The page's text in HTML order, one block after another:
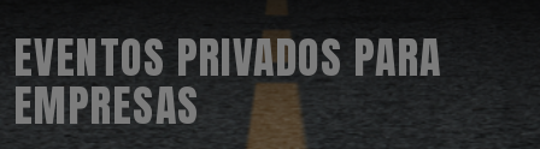
EVENTOS PRIVADOS PARA
EMPRESAS